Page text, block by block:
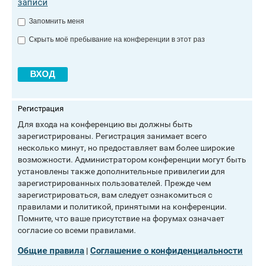
записи
Запомнить меня
Скрыть моё пребывание на конференции в этот раз
Регистрация
Для входа на конференцию вы должны быть
зарегистрированы. Регистрация занимает всего
несколько минут, но предоставляет вам более широкие
возможности. Администратором конференции могут быть
установлены также дополнительные привилегии для
зарегистрированных пользователей. Прежде чем
зарегистрироваться, вам следует ознакомиться с
правилами и политикой, принятыми на конференции.
Помните, что ваше присутствие на форумах означает
согласие со всеми правилами.
Общие правила | Соглашение о конфиденциальности